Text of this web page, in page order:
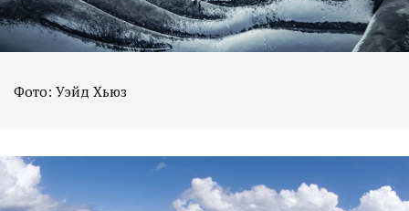
Фото: Уэйд Хьюз